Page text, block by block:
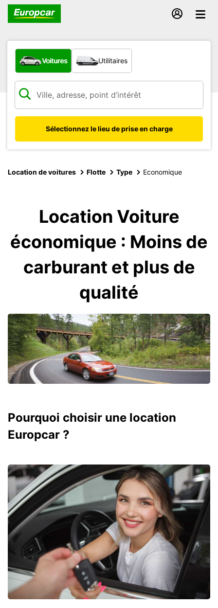
Quel type de véhicule ?
Voitures Utilitaires
Sélectionnez le lieu de prise en charge
Location de voitures Flotte Type Economique
Location Voiture
économique : Moins de
carburant et plus de
qualité
Pourquoi choisir une location
Europcar ?